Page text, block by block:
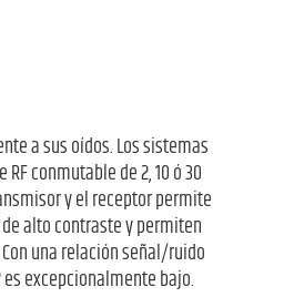
a sus oídos. Los sistemas
conmutable de 2, 10 ó 30
y el receptor permite
alto contraste y permiten
una relación señal/ruido
excepcionalmente bajo.